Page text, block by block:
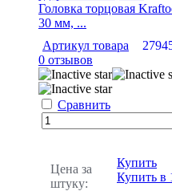
Головка торцовая
30 мм, ...
Артикул товара
0 отзывов
Сравнить
Цена за
штуку:
Купить
Купить в